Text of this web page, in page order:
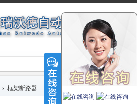
› 框架断路器